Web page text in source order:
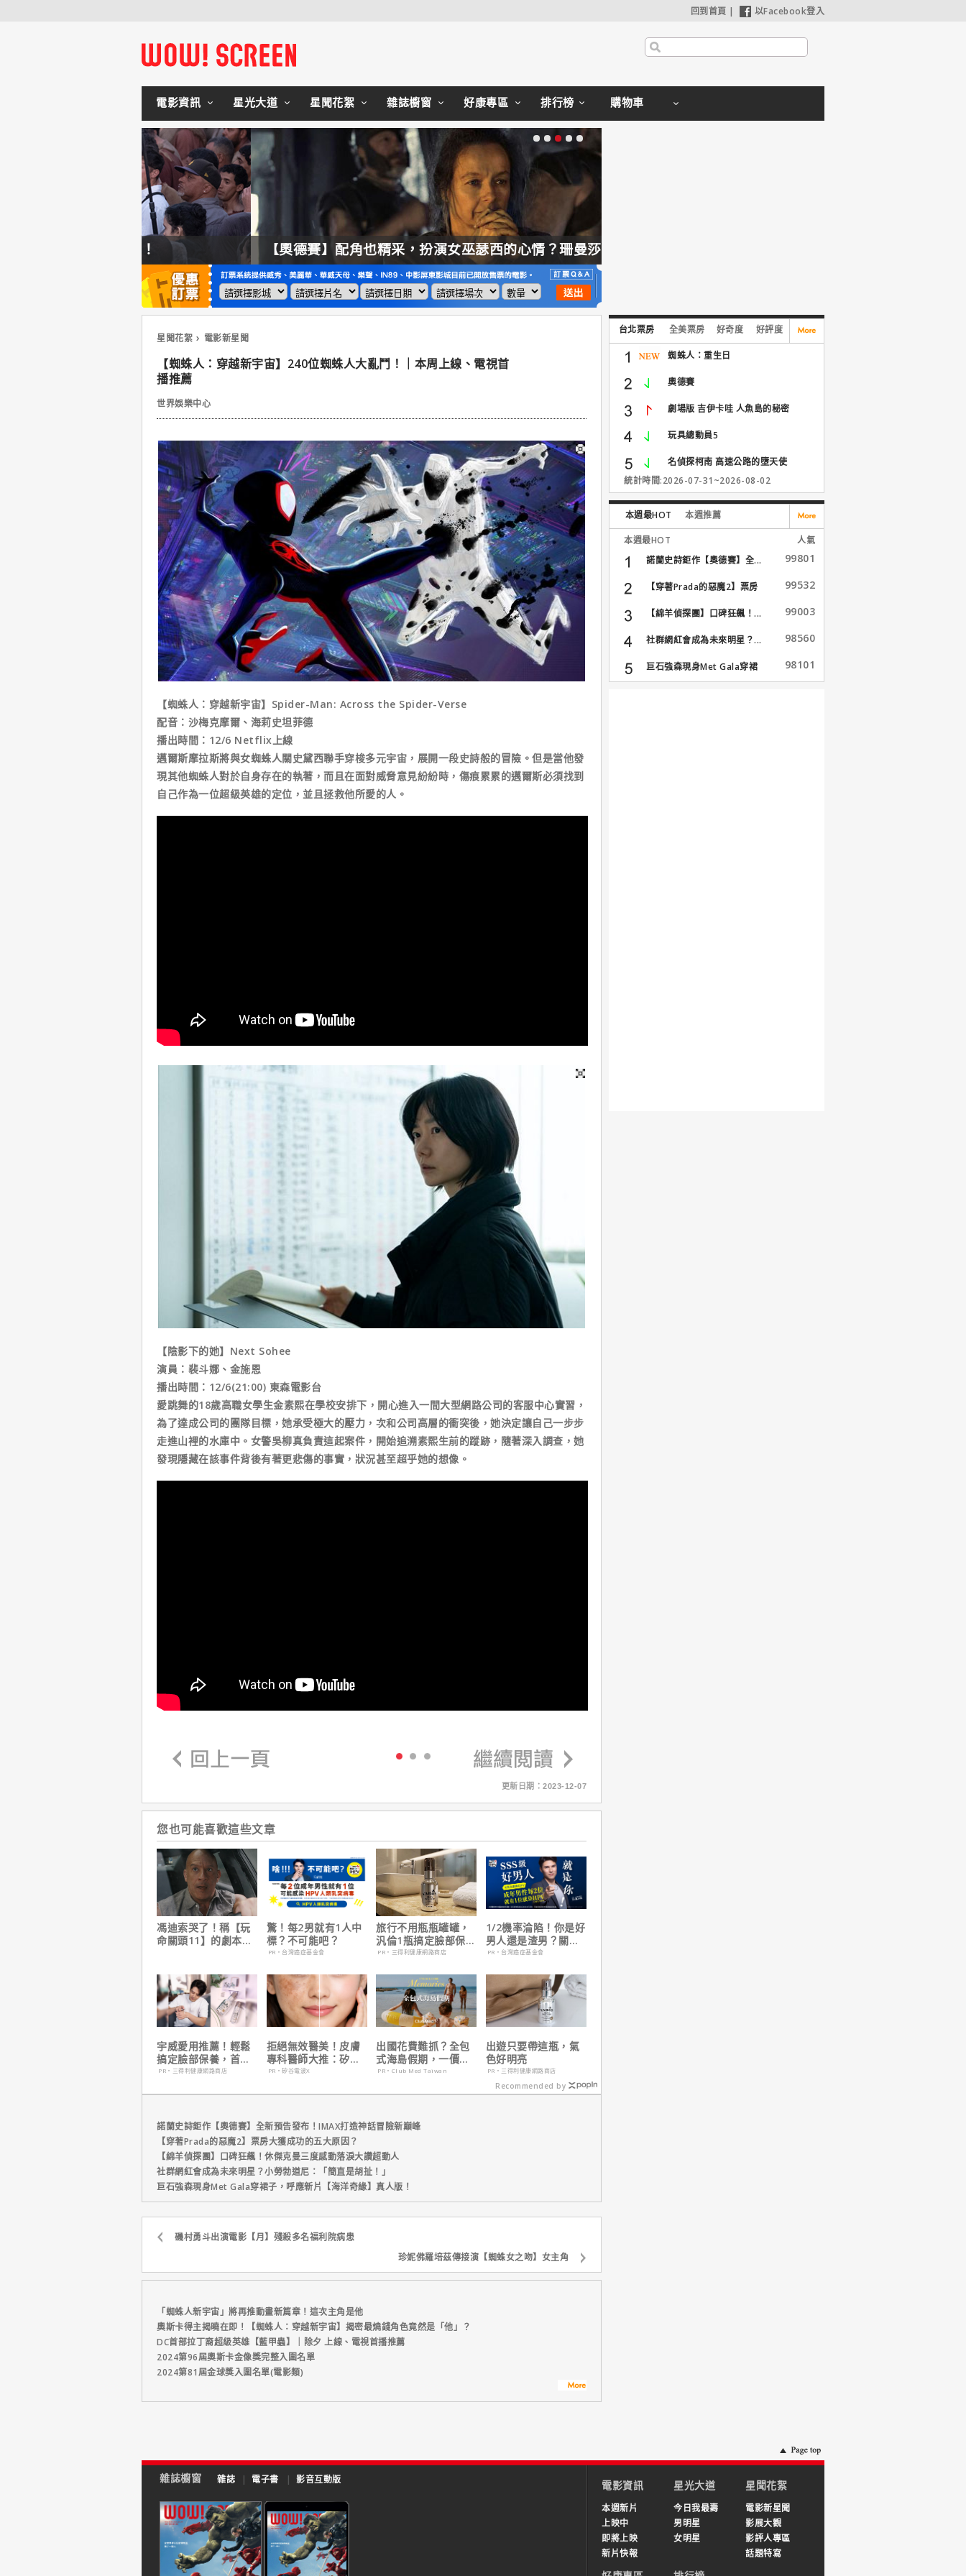
回到首頁 | 以Facebook登入
電影資訊 星光大道 星聞花絮 雜誌櫥窗 好康專區 排行榜 購物車
【奧德賽】配角也精采，扮演女巫瑟西的心情？珊曼莎莫頓：「感覺就像重生」
星聞花絮 電影新星聞
【蜘蛛人：穿越新宇宙】240位蜘蛛人大亂鬥！｜本周上線、電視首
播推薦
世界娛樂中心
【蜘蛛人：穿越新宇宙】Spider-Man: Across the Spider-Verse
配音：沙梅克摩爾、海莉史坦菲德
播出時間：12/6 Netflix上線
邁爾斯摩拉斯將與女蜘蛛人關史黛西聯手穿梭多元宇宙，展開一段史詩般的冒險。但是當他發
現其他蜘蛛人對於自身存在的執著，而且在面對威脅意見紛紛時，傷痕累累的邁爾斯必須找到
自己作為一位超級英雄的定位，並且拯救他所愛的人。
【陰影下的她】Next Sohee
演員：裴斗娜、金施恩
播出時間：12/6(21:00) 東森電影台
愛跳舞的18歲高職女學生金素熙在學校安排下，開心進入一間大型網路公司的客服中心實習，
為了達成公司的團隊目標，她承受極大的壓力，次和公司高層的衝突後，她決定讓自己一步步
走進山裡的水庫中。女警吳柳真負責這起案件，開始追溯素熙生前的蹤跡，隨著深入調查，她
發現隱藏在該事件背後有著更悲傷的事實，狀況甚至超乎她的想像。
更新日期：2023-12-07
您也可能喜歡這些文章
馮迪索哭了！稱【玩
命關頭11】的劇本是
驚！每2男就有1人中
標？不可能吧？
PR・台灣癌症基金會
旅行不用瓶瓶罐罐，
汎倫1瓶搞定臉部保
養！
PR・三得利健康網路商店
1/2機率淪陷！你是好
男人還是渣男？關鍵
在這
PR・台灣癌症基金會
宇威愛用推薦！輕鬆
搞定臉部保養，首購
只要$390
PR・三得利健康網路商店
拒絕無效醫美！皮膚
專科醫師大推：矽谷
電波 X 讓肌膚由內而
PR・矽谷電波X
出國花費難抓？全包
式海島假期，一價搞
定食宿玩樂，省錢更
PR・Club Med Taiwan
出遊只要帶這瓶，氣
色好明亮
PR・三得利健康網路商店
Recommended by
諾蘭史詩鉅作【奧德賽】全新預告發布！IMAX打造神話冒險新巔峰
【穿著Prada的惡魔2】票房大獲成功的五大原因？
【綿羊偵探團】口碑狂飆！休傑克曼三度感動落淚大讚超動人
社群網紅會成為未來明星？小勞勃道尼：「簡直是胡扯！」
巨石強森現身Met Gala穿裙子，呼應新片【海洋奇緣】真人版！
磯村勇斗出演電影【月】殘殺多名福利院病患
珍妮佛羅培茲傳接演【蜘蛛女之吻】女主角
「蜘蛛人新宇宙」將再推動畫新篇章！這次主角是他
奧斯卡得主揭曉在即！【蜘蛛人：穿越新宇宙】揭密最燒錢角色竟然是「他」？
DC首部拉丁裔超級英雄【藍甲蟲】｜除夕 上線、電視首播推薦
2024第96屆奧斯卡金像獎完整入圍名單
2024第81屆金球獎入圍名單(電影類)
台北票房 全美票房 好奇度 好評度
蜘蛛人：重生日
奧德賽
劇場版 吉伊卡哇 人魚島的秘密
玩具總動員5
名偵探柯南 高速公路的墮天使
統計時間:2026-07-31~2026-08-02
本週最HOT 本週推薦
本週最HOT
人氣
諾蘭史詩鉅作【奧德賽】全...
99801
【穿著Prada的惡魔2】票房
99532
【綿羊偵探團】口碑狂飆！... 99003
社群網紅會成為未來明星？... 98560
巨石強森現身Met Gala穿裙
子...
98101
雜誌櫥窗 雜誌 | 電子書 | 影音互動版 電影資訊
本週新片
上映中
即將上映
新片快報
星光大道
今日我最壽
男明星
女明星
星聞花絮
電影新星聞
影展大觀
影評人專區
話題特寫